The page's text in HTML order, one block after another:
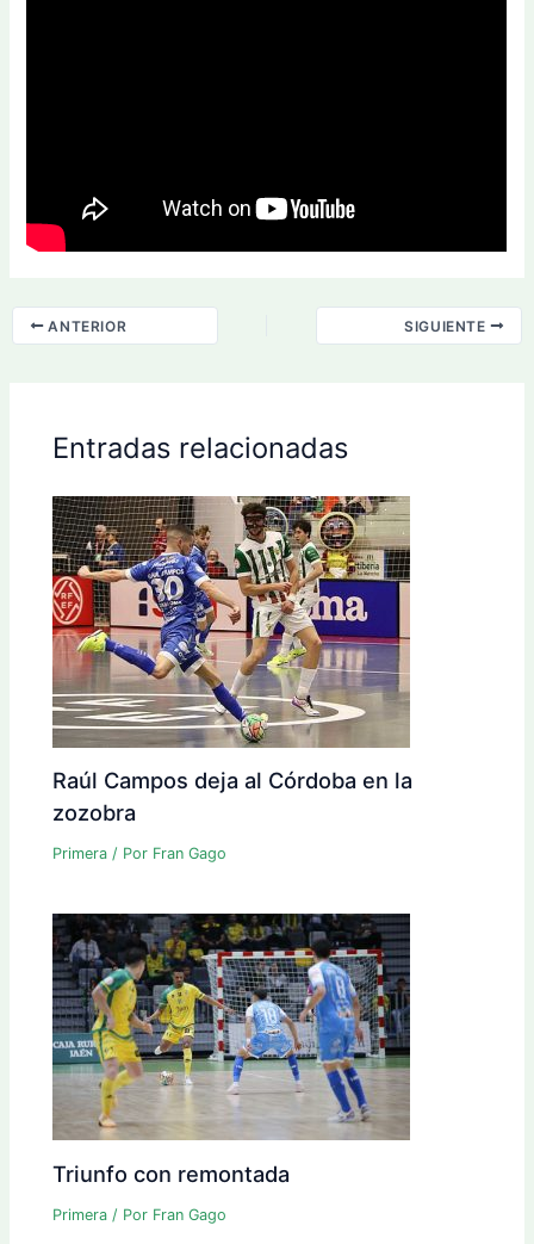
ANTERIOR SIGUIENTE
Entradas relacionadas
Raúl Campos deja al Córdoba en la
zozobra
Primera / Por Fran Gago
Triunfo con remontada
Primera / Por Fran Gago